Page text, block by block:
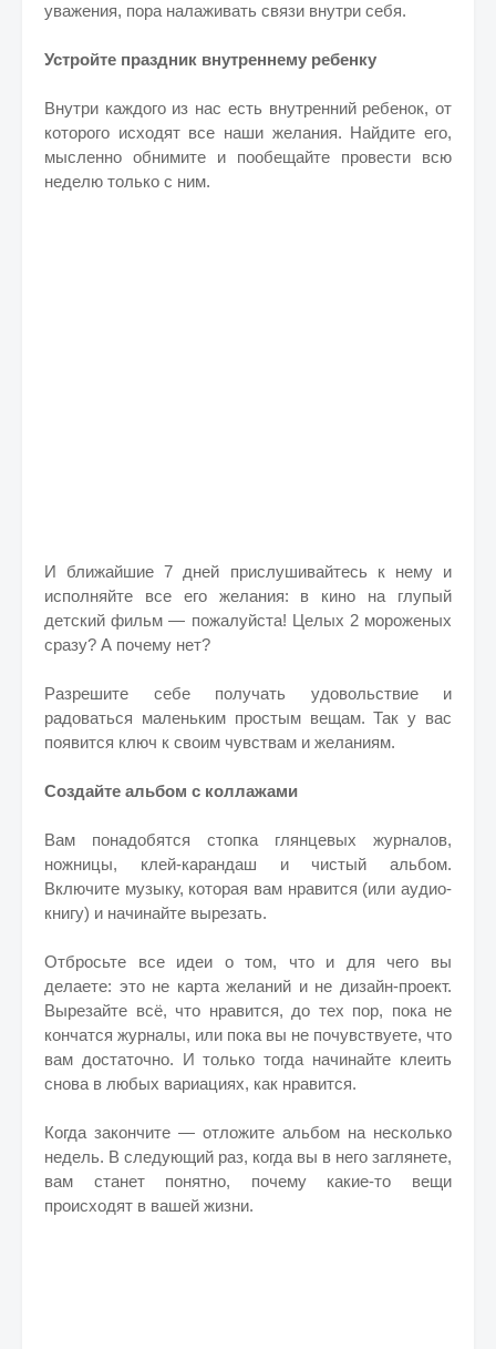
уважения, пора налаживать связи внутри себя.
Устройте праздник внутреннему ребенку
Внутри каждого из нас есть внутренний ребенок, от
которого исходят все наши желания. Найдите его,
мысленно обнимите и пообещайте провести всю
неделю только с ним.
И ближайшие 7 дней прислушивайтесь к нему и
исполняйте все его желания: в кино на глупый
детский фильм — пожалуйста! Целых 2 мороженых
сразу? А почему нет?
Разрешите себе получать удовольствие и
радоваться маленьким простым вещам. Так у вас
появится ключ к своим чувствам и желаниям.
Создайте альбом с коллажами
Вам понадобятся стопка глянцевых журналов,
ножницы, клей-карандаш и чистый альбом.
Включите музыку, которая вам нравится (или аудио-
книгу) и начинайте вырезать.
Отбросьте все идеи о том, что и для чего вы
делаете: это не карта желаний и не дизайн-проект.
Вырезайте всё, что нравится, до тех пор, пока не
кончатся журналы, или пока вы не почувствуете, что
вам достаточно. И только тогда начинайте клеить
снова в любых вариациях, как нравится.
Когда закончите — отложите альбом на несколько
недель. В следующий раз, когда вы в него заглянете,
вам станет понятно, почему какие-то вещи
происходят в вашей жизни.